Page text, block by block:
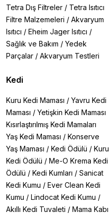
Tetra Dış Filtreler / Tetra Isıtıcı
Filtre Malzemeleri / Akvaryum
Isıtıcı / Eheim Jager Isıtıcı /
Sağlık ve Bakım / Yedek
Parçalar / Akvaryum Testleri
Kedi
Kuru Kedi Maması / Yavru Kedi
Maması / Yetişkin Kedi Maması
Kısırlaştırılmış Kedi Mamaları
Yaş Kedi Maması / Konserve
Yaş Maması / Kedi Ödülü / Kuru
Kedi Ödülü / Me-O Krema Kedi
Ödülü / Kedi Kumları / Sanicat
Kedi Kumu / Ever Clean Kedi
Kumu / Lindocat Kedi Kumu /
Akıllı Kedi Tuvaleti / Mama Kabı